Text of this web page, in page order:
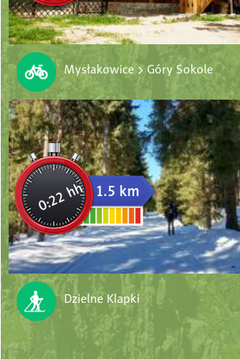
Mysłakowice > Góry Sokole
0:22 hh 1.5 km
Dzielne Klapki